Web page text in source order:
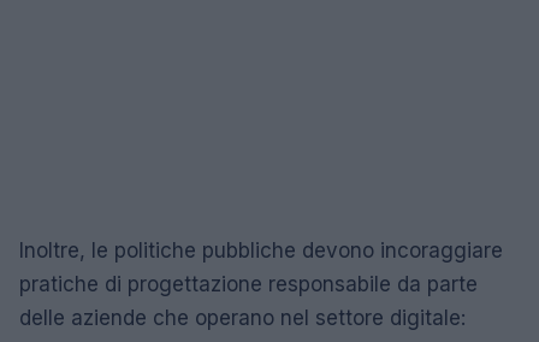
Inoltre, le politiche pubbliche devono incoraggiare
pratiche di progettazione responsabile da parte
delle aziende che operano nel settore digitale: